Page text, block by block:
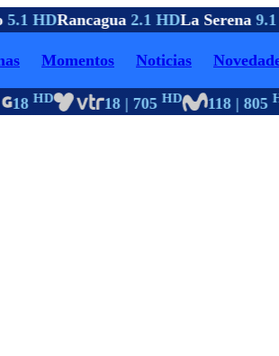
HDRancagua2.1 HDLa Serena9.1
Momentos Noticias
18HD 18 | 705HD 118 | 805